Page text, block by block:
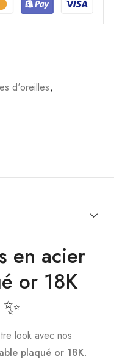
d'oreilles,
en acier
or 18K
look avec nos
plaqué or 18K.